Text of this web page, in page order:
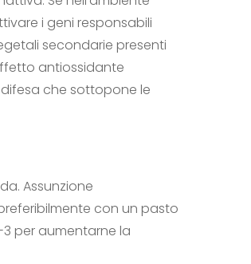
i geni responsabili
secondarie presenti
antiossidante
che sottopone le
Assunzione
con un pasto
per aumentarne la